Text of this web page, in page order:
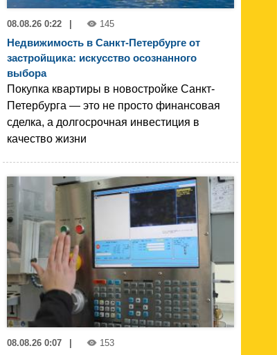
08.08.26 0:22 145
Недвижимость в Санкт-Петербурге от
застройщика: искусство осознанного
выбора
Покупка квартиры в новостройке Санкт-
Петербурга — это не просто финансовая
сделка, а долгосрочная инвестиция в
качество жизни
08.08.26 0:07 153